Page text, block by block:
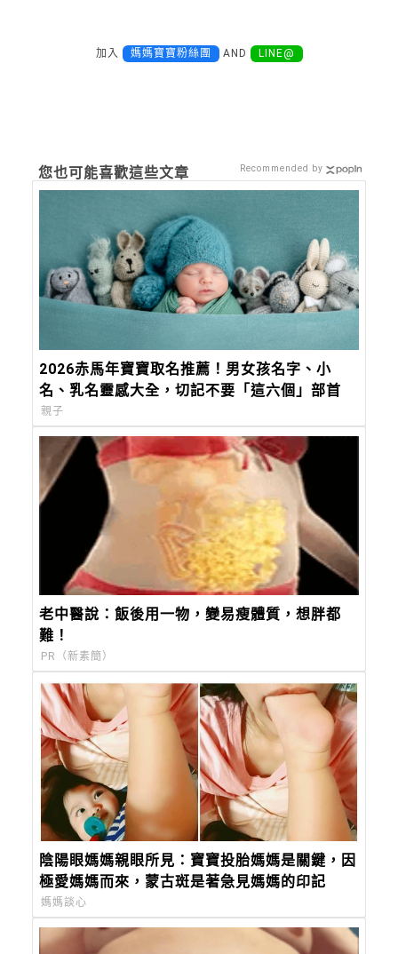
加入 媽媽寶寶粉絲團 AND LINE@
您也可能喜歡這些文章
2026赤馬年寶寶取名推薦！男女孩名字、小
名、乳名靈感大全，切記不要「這六個」部首
親子
老中醫說：飯後用一物，變易瘦體質，想胖都
難！
PR（新素簡）
陰陽眼媽媽親眼所見：寶寶投胎媽媽是關鍵，因
極愛媽媽而來，蒙古斑是著急見媽媽的印記
媽媽談心
Recommended by